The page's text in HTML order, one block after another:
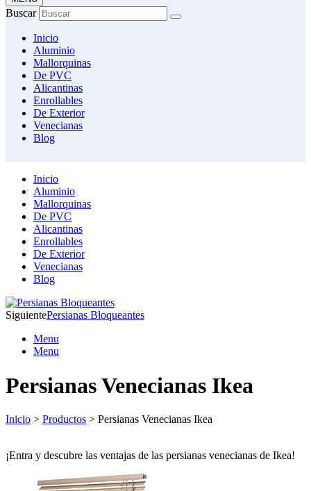
Buscar
Inicio
Aluminio
Mallorquinas
De PVC
Alicantinas
Enrollables
De Exterior
Venecianas
Blog
Inicio
Aluminio
Mallorquinas
De PVC
Alicantinas
Enrollables
De Exterior
Venecianas
Blog
SiguientePersianas Bloqueantes
Menu
Menu
Persianas Venecianas Ikea
Inicio > Productos > Persianas Venecianas Ikea
¡Entra y descubre las ventajas de las persianas venecianas de Ikea!